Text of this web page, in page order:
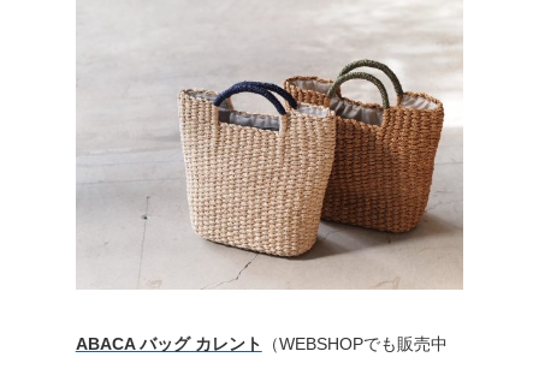
ABACA バッグ カレント
（WEBSHOPでも販売中